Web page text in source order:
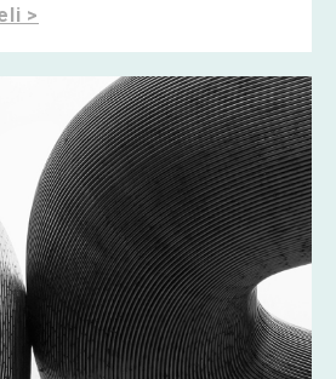
>